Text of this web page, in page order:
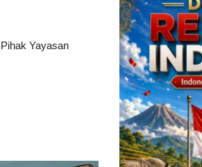
Yayasan